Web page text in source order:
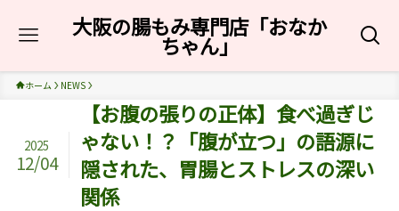
大阪の腸もみ専門店「おなか
ちゃん」
ホーム NEWS
【お腹の張りの正体】食べ過ぎじ
ゃない！？「腹が立つ」の語源に
隠された、胃腸とストレスの深い
関係
2025
12/04